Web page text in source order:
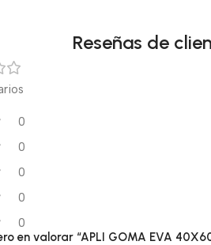
Reseñas de
0
0
0
0
0
en valorar “APLI GOMA EVA